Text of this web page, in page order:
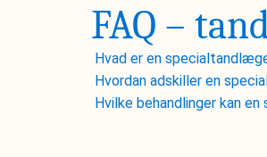
FAQ –
Hvad er en
Hvordan adskiller en
Hvilke behandlinger kan